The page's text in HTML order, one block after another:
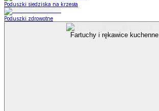
Poduszki siedziska na krzesła
Poduszki zdrowotne
Fartuchy i rękawice kuchenne